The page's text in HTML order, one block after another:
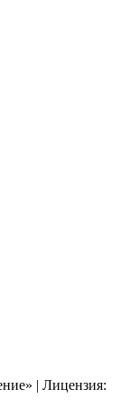
| Лицензия: